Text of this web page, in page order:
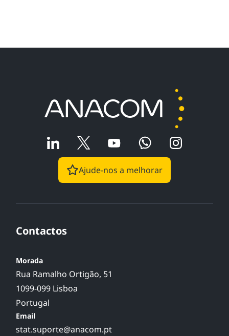
Ajude-nos a melhorar
Contactos
Morada
Rua Ramalho Ortigão, 51
1099-099 Lisboa
Portugal
Email
stat.suporte@anacom.pt